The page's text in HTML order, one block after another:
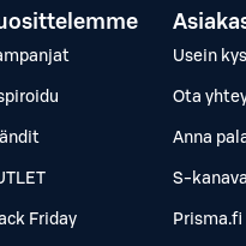
Friday
Usein
Ota
Anna
S-
Prisma.fi